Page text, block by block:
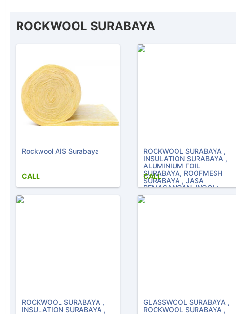
ROCKWOOL SURABAYA
Rockwool AIS Surabaya
CALL
ROCKWOOL SURABAYA ,
INSULATION SURABAYA ,
ALUMINIUM FOIL
SURABAYA, ROOFMESH
SURABAYA , JASA
PEMASANGAN, WOOL:
ROCKWOOL, GLASSWOOL,
ROOFMESH, ALUMINIUM
CALL
ROCKWOOL SURABAYA ,
INSULATION SURABAYA ,
GLASSWOOL SURABAYA ,
ROCKWOOL SURABAYA ,